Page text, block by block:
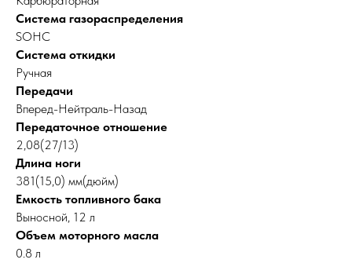
Система газораспределения
SOHC
Система откидки
Ручная
Передачи
Вперед-Нейтраль-Назад
Передаточное отношение
2,08(27/13)
Длина ноги
381(15,0) мм(дюйм)
Емкость топливного бака
Выносной, 12 л
Объем моторного масла
0.8 л